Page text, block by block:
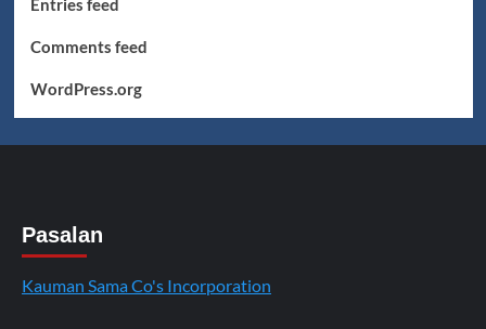
Entries feed
Comments feed
WordPress.org
Pasalan
Kauman Sama Co's Incorporation